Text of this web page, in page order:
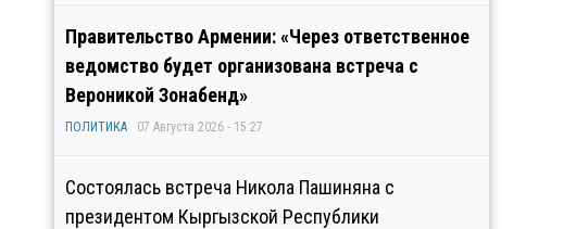
Правительство Армении: «Через ответственное
ведомство будет организована встреча с
Вероникой Зонабенд»
ПОЛИТИКА 07 Августа 2026 - 15:27
Состоялась встреча Никола Пашиняна с
президентом Кыргызской Республики